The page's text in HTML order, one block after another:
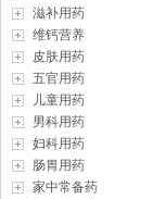
滋补用药
维钙营养
皮肤用药
五官用药
儿童用药
男科用药
妇科用药
肠胃用药
家中常备药